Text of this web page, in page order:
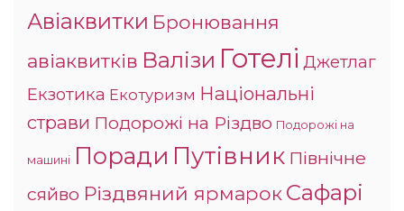
Авіаквитки Бронювання
авіаквитків Валізи Готелі Джетлаг
Екзотика Екотуризм Національні
страви Подорожі на Різдво Подорожі на
машині Поради Путівник Північне
сяйво Різдвяний ярмарокСафарі